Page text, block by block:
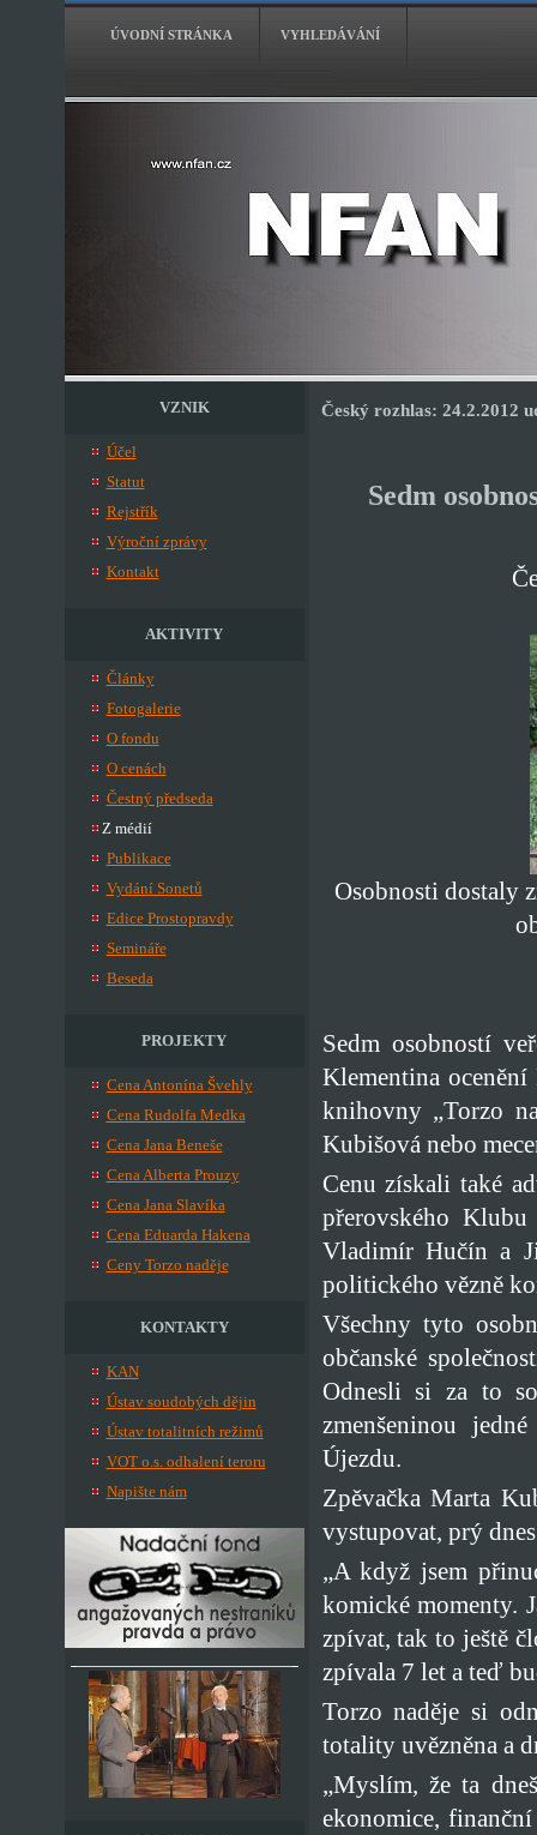
ÚVODNÍ STRÁNKA VYHLEDÁVÁNÍ
VZNIK
Účel
Statut
Rejstřík
Výroční zprávy
Kontakt
AKTIVITY
Články
Fotogalerie
O fondu
O cenách
Čestný předseda
Z médií
Publikace
Vydání Sonetů
Edice Prostopravdy
Semináře
Beseda
PROJEKTY
Cena Antonína Švehly
Cena Rudolfa Medka
Cena Jana Beneše
Cena Alberta Prouzy
Cena Jana Slavíka
Cena Eduarda Hakena
Ceny Torzo naděje
KONTAKTY
KAN
Ústav soudobých dějin
Ústav totalitních režimů
VOT o.s. odhalení teroru
Napište nám
Český rozhlas: 24.2.2012
Sedm
Osobnosti dostaly
Sedm osobností
Klementina
knihovny „Torzo
Kubišová nebo
Cenu získali také
přerovského Klubu
Vladimír Hučín a
politického vězně
Všechny tyto
občanské
Odnesli si za to
zmenšeninou
Újezdu.
Zpěvačka Marta
vystupovat, prý
„A když jsem
komické momenty.
zpívat, tak to ještě
zpívala 7 let a teď
Torzo naděje si
totality uvězněna a
„Myslím, že ta
ekonomice,